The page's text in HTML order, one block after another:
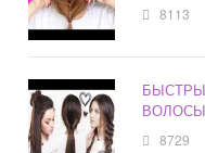
8113
8729